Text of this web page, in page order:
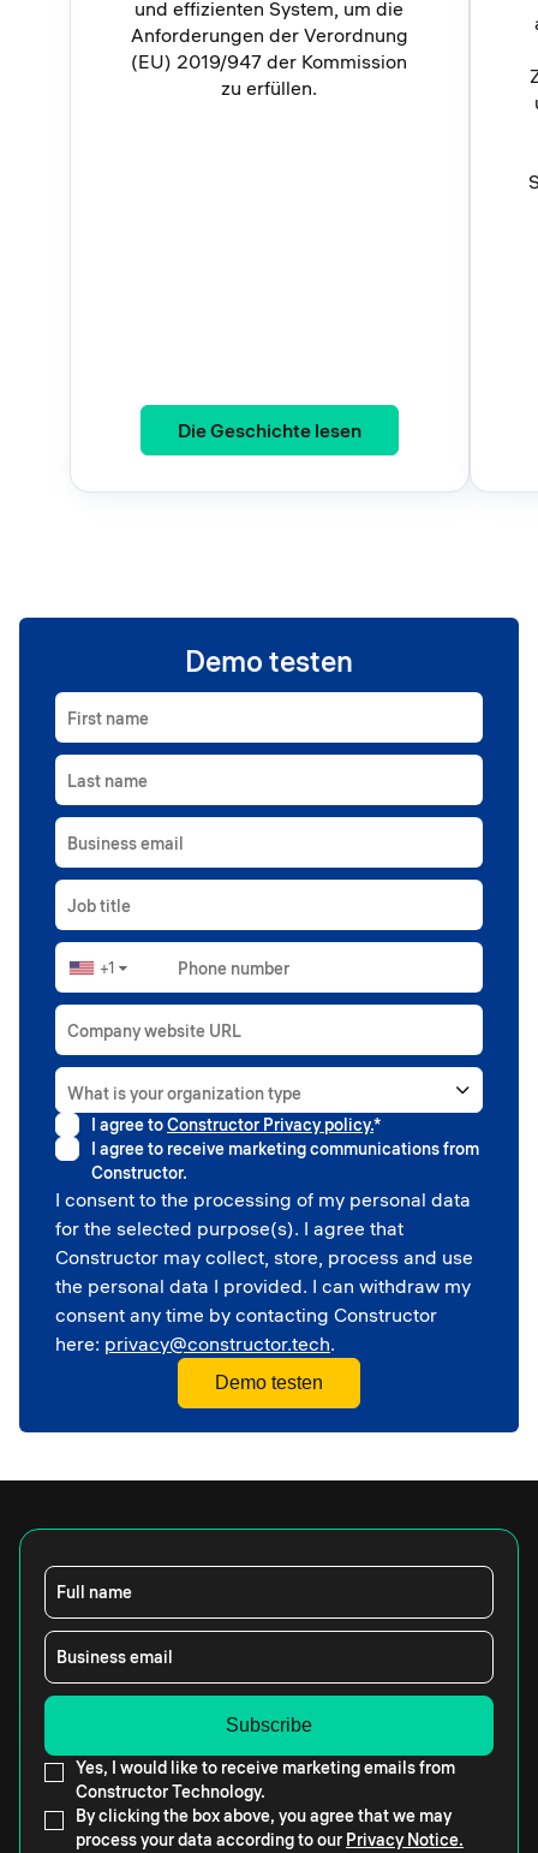
und effizienten System, um die
Anforderungen der Verordnung
(EU) 2019/947 der Kommission
zu erfüllen.
Die Geschichte lesen: Die Irish Aviation
Demo testen
First name
Last name
Business email
Job title
Phone number
+1 ▼
Company website URL
What is your organization type
Higher education
Government
Professional sport
Corporate
School
I agree toConstructor Privacy policy.*
I agree to receive marketing communications from
Constructor.
I consent to the processing of my personal data
for the selected purpose(s). I agree that
Constructor may collect, store, process and use
the personal data I provided. I can withdraw my
consent any time by contacting Constructor
here: privacy@constructor.tech.
Full name
Business email
Yes, I would like to receive marketing emails from
Constructor Technology.
By clicking the box above, you agree that we may
process your data according to our Privacy Notice.